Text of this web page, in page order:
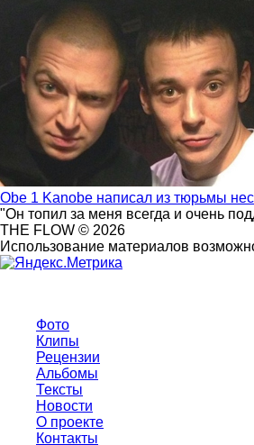
Obe 1 Kanobe написал из тюрьмы
"Он топил за меня всегда и очень
THE FLOW © 2026
Использование материалов
Фото
Клипы
Рецензии
Альбомы
Тексты
Новости
О проекте
Контакты